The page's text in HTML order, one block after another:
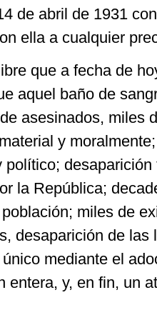
de abril de 1931
ella a cualquier
que a fecha de
aquel baño de
asesinados, miles
y
la República;
miles de
desaparición de las
mediante el
entera, y, en fin, un